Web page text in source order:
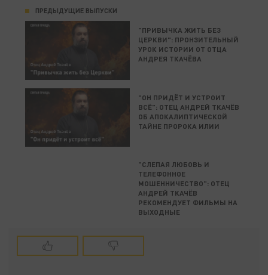
ПРЕДЫДУЩИЕ ВЫПУСКИ
"ПРИВЫЧКА ЖИТЬ БЕЗ
ЦЕРКВИ": ПРОНЗИТЕЛЬНЫЙ
УРОК ИСТОРИИ ОТ ОТЦА
АНДРЕЯ ТКАЧЁВА
"ОН ПРИДЁТ И УСТРОИТ
ВСЁ": ОТЕЦ АНДРЕЙ ТКАЧЁВ
ОБ АПОКАЛИПТИЧЕСКОЙ
ТАЙНЕ ПРОРОКА ИЛИИ
"СЛЕПАЯ ЛЮБОВЬ И
ТЕЛЕФОННОЕ
МОШЕННИЧЕСТВО": ОТЕЦ
АНДРЕЙ ТКАЧЁВ
РЕКОМЕНДУЕТ ФИЛЬМЫ НА
ВЫХОДНЫЕ